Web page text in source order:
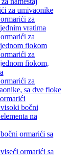
za umivaonike
za
vratima
za
fiokom
za
fiokom,
za
sa dve fioke
bočni
na
ormarići sa
ormarići sa